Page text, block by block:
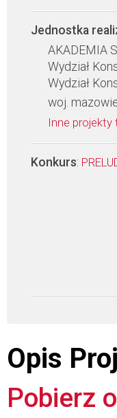
Jednostka
AKADEMIA
Wydział
Wydział
woj.
Inne projekty
Konkurs:
Opis
Pobierz